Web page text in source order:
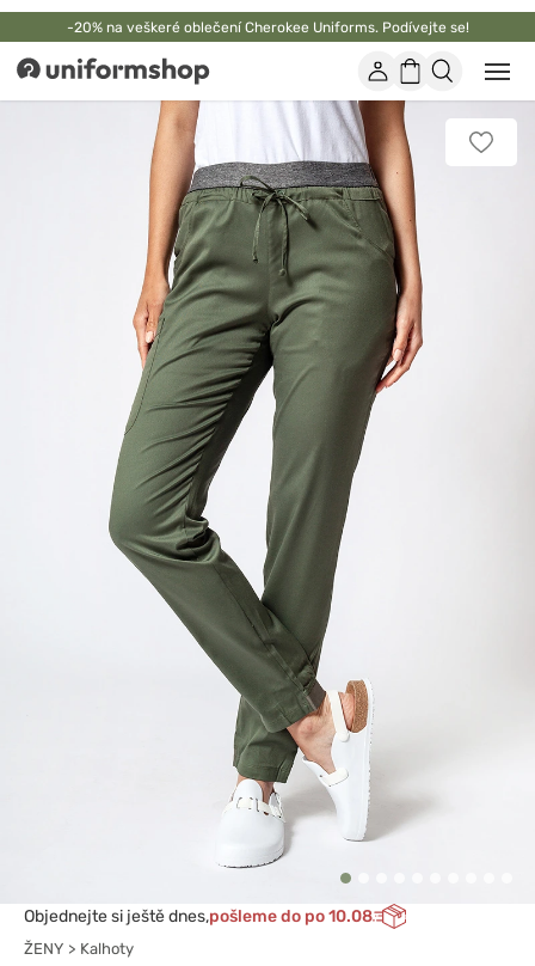
-20% na veškeré oblečení Cherokee Uniforms. Podívejte se!
Uniformshop ÚčetNákupní
košík
nebo
zavřít
Přidat
k
Objednejte si ještě dnes,pošleme do po 10.08
ŽENY Kalhoty